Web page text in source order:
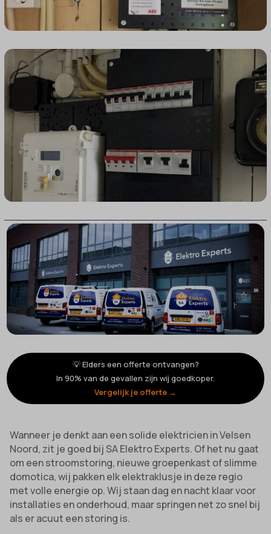
💡 Elders een offerte ontvangen?
In 90% van de gevallen zijn wij goedkoper.
Vergelijk je offerte →
Wanneer je denkt aan een solide elektricien in Velsen
Noord, zit je goed bij SA Elektro Experts. Of het nu gaat
om een stroomstoring, nieuwe groepenkast of slimme
domotica, wij pakken elk elektraklusje in deze regio
met volle energie op. Wij staan dag en nacht klaar voor
installaties en onderhoud, maar springen net zo snel bij
als er acuut een storing is.